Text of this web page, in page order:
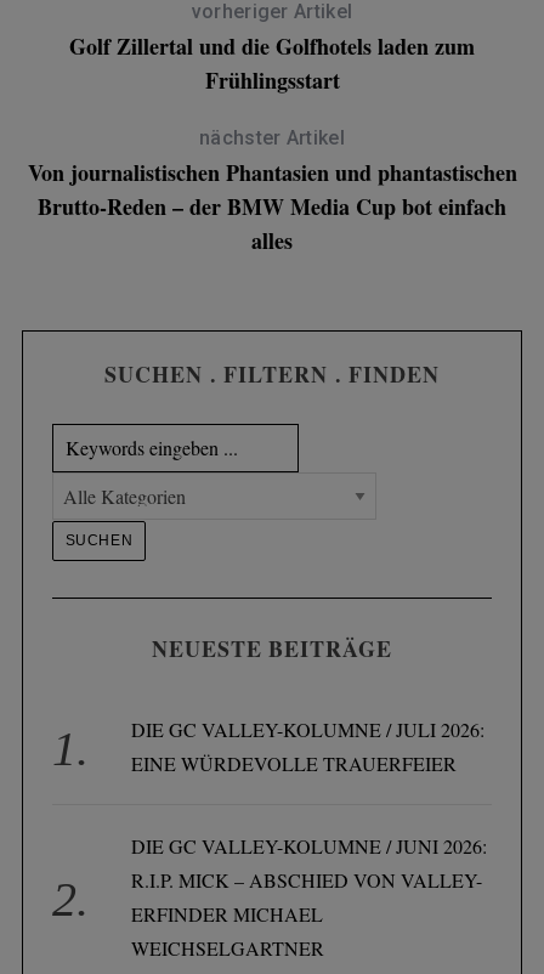
vorheriger Artikel
Golf Zillertal und die Golfhotels laden zum
Frühlingsstart
nächster Artikel
Von journalistischen Phantasien und phantastischen
Brutto-Reden – der BMW Media Cup bot einfach
alles
SUCHEN . FILTERN . FINDEN
NEUESTE BEITRÄGE
DIE GC VALLEY-KOLUMNE / JULI 2026:
EINE WÜRDEVOLLE TRAUERFEIER
DIE GC VALLEY-KOLUMNE / JUNI 2026:
R.I.P. MICK – ABSCHIED VON VALLEY-
ERFINDER MICHAEL
WEICHSELGARTNER